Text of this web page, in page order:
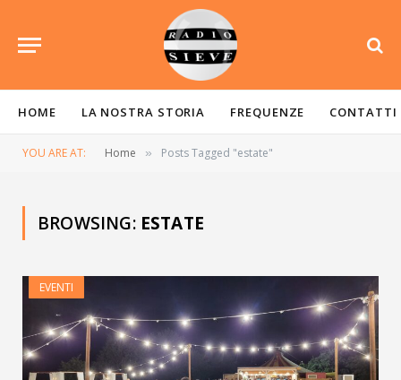
HOME LA NOSTRA STORIA FREQUENZE CONTATTI
YOU ARE AT: Home » Posts Tagged "estate"
BROWSING: ESTATE
EVENTI